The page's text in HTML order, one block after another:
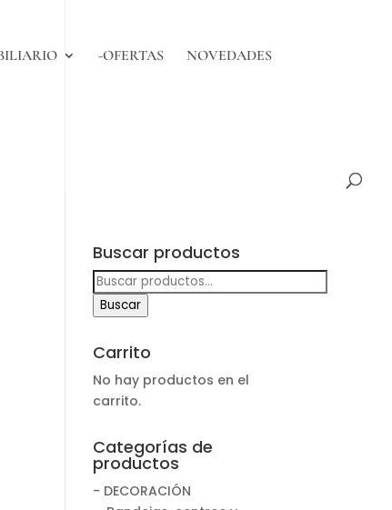
-OFERTAS NOVEDADES
Buscar productos
Buscar
por:
Buscar
Carrito
No hay productos en el
carrito.
Categorías de
productos
- DECORACIÓN